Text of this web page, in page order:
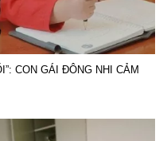
CON GÁI ĐÔNG NHI CẢM